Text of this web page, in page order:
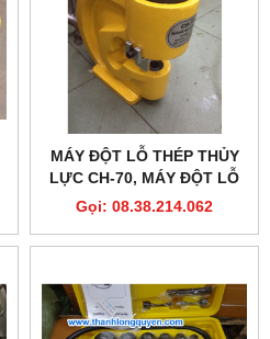
MÁY ĐỘT LỖ THÉP THỦY
LỰC CH-70, MÁY ĐỘT LỖ
CH-70.
Gọi: 08.38.214.062